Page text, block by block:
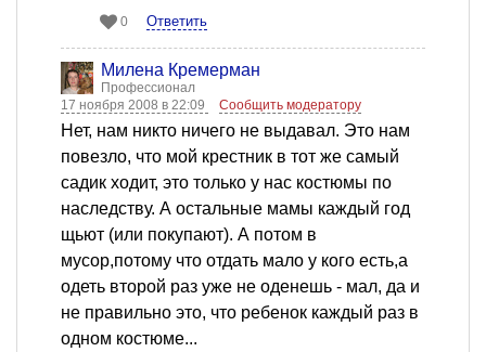
0 Ответить
Милена Кремерман
Профессионал
17 ноября 2008 в 22:09
Сообщить модератору
Нет, нам никто ничего не выдавал. Это нам
повезло, что мой крестник в тот же самый
садик ходит, это только у нас костюмы по
наследству. А остальные мамы каждый год
щьют (или покупают). А потом в
мусор,потому что отдать мало у кого есть,а
одеть второй раз уже не оденешь - мал, да и
не правильно это, что ребенок каждый раз в
одном костюме...